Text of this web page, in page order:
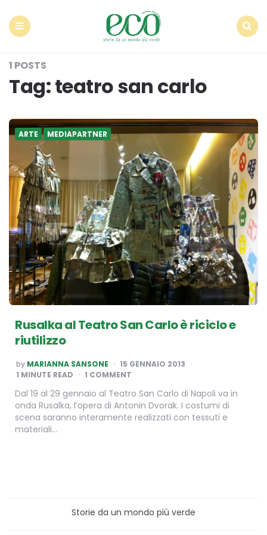
1 POSTS
Tag:teatro san carlo
ARTE MEDIAPARTNER
Rusalka al Teatro San Carlo è riciclo e
riutilizzo
POSTED
BY
by MARIANNA SANSONE
15 GENNAIO 2013
1 MINUTE READ 1 COMMENT
Dal 19 al 29 gennaio al Teatro San Carlo di Napoli va in
onda Rusalka, l’opera di Antonin Dvorak. I costumi di
scena saranno interamente realizzati con tessuti e
materiali…
Storie da un mondo più verde